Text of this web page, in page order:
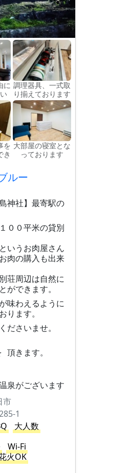
に 調理器具、一式取
り揃えております
を
き
大部屋の寝室とな
っております
ルー
神社】最寄駅の
００平米の貸別
いうお肉屋さん
肉の購入も出来
荘周辺は自然に
ができます。
味わえるように
ります。
ださいませ。
きます。
泉がございます
市
1
大人数
Wi-Fi
火OK